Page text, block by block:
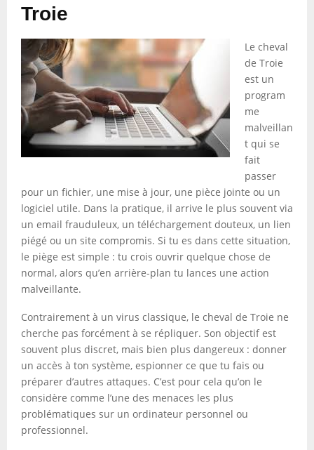
Troie
Le cheval
de Troie
est un
program
me
malveillan
t qui se
fait
passer
pour un fichier, une mise à jour, une pièce jointe ou un
logiciel utile. Dans la pratique, il arrive le plus souvent via
un email frauduleux, un téléchargement douteux, un lien
piégé ou un site compromis. Si tu es dans cette situation,
le piège est simple : tu crois ouvrir quelque chose de
normal, alors qu’en arrière-plan tu lances une action
malveillante.
Contrairement à un virus classique, le cheval de Troie ne
cherche pas forcément à se répliquer. Son objectif est
souvent plus discret, mais bien plus dangereux : donner
un accès à ton système, espionner ce que tu fais ou
préparer d’autres attaques. C’est pour cela qu’on le
considère comme l’une des menaces les plus
problématiques sur un ordinateur personnel ou
professionnel.